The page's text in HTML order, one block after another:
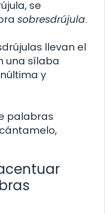
se
sobresdrújula.
llevan el
una sílaba
y
palabras